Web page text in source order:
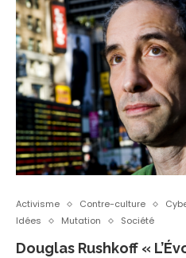
Activisme Contre-culture
Idées
Mutation Société
Douglas Rushkoff «